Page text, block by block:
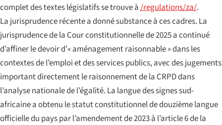
complet des textes législatifs se trouve à/regulations/za/.
La jurisprudence récente a donné substance à ces cadres. La
jurisprudence de la Cour constitutionnelle de 2025 a continué
d’affiner le devoir d’« aménagement raisonnable » dans les
contextes de l’emploi et des services publics, avec des jugements
important directement le raisonnement de la CRPD dans
l’analyse nationale de l’égalité. La langue des signes sud-
africaine a obtenu le statut constitutionnel de douzième langue
officielle du pays par l’amendement de 2023 à l’article 6 de la